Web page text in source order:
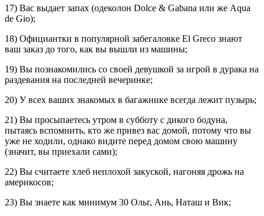
17) Вас выдает запах (одеколон Dolce & Gabana или же Aqua
de Gio);
18) Официантки в популярной забегаловке El Greco знают
ваш заказ до того, как вы вышли из машины;
19) Вы познакомились со своей девушкой за игрой в дурака на
раздевания на последней вечеринке;
20) У всех ваших знакомых в багажнике всегда лежит пузырь;
21) Вы просыпаетесь утром в субботу с дикого бодуна,
пытаясь вспомнить, кто же привез вас домой, потому что вы
уже не ходили, однако видите перед домом свою машину
(значит, вы приехали сами);
22) Вы считаете хлеб неплохой закуской, нагоняя дрожь на
америкосов;
23) Вы знаете как минимум 30 Ольг, Ань, Наташ и Вик;